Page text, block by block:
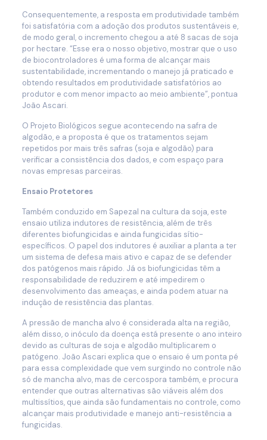
Consequentemente, a resposta em produtividade também
foi satisfatória com a adoção dos produtos sustentáveis e,
de modo geral, o incremento chegou a até 8 sacas de soja
por hectare. “Esse era o nosso objetivo, mostrar que o uso
de biocontroladores é uma forma de alcançar mais
sustentabilidade, incrementando o manejo já praticado e
obtendo resultados em produtividade satisfatórios ao
produtor e com menor impacto ao meio ambiente”, pontua
João Ascari.
O Projeto Biológicos segue acontecendo na safra de
algodão, e a proposta é que os tratamentos sejam
repetidos por mais três safras (soja e algodão) para
verificar a consistência dos dados, e com espaço para
novas empresas parceiras.
Ensaio Protetores
Também conduzido em Sapezal na cultura da soja, este
ensaio utiliza indutores de resistência, além de três
diferentes biofungicidas e ainda fungicidas sítio-
específicos. O papel dos indutores é auxiliar a planta a ter
um sistema de defesa mais ativo e capaz de se defender
dos patógenos mais rápido. Já os biofungicidas têm a
responsabilidade de reduzirem e até impedirem o
desenvolvimento das ameaças, e ainda podem atuar na
indução de resistência das plantas.
A pressão de mancha alvo é considerada alta na região,
além disso, o inóculo da doença está presente o ano inteiro
devido as culturas de soja e algodão multiplicarem o
patógeno. João Ascari explica que o ensaio é um ponta pé
para essa complexidade que vem surgindo no controle não
só de mancha alvo, mas de cercospora também, e procura
entender que outras alternativas são viáveis além dos
multissítios, que ainda são fundamentais no controle, como
alcançar mais produtividade e manejo anti-resistência a
fungicidas.